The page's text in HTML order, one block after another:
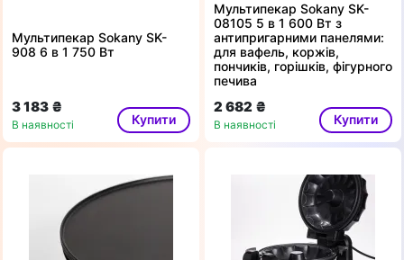
Мультипекар Sokany SK-
908 6 в 1 750 Вт
3 183 ₴
В наявності Купити
Мультипекар Sokany SK-
08105 5 в 1 600 Вт з
антипригарними панелями:
для вафель, коржів,
пончиків, горішків, фігурного
печива
2 682 ₴
В наявності Купити